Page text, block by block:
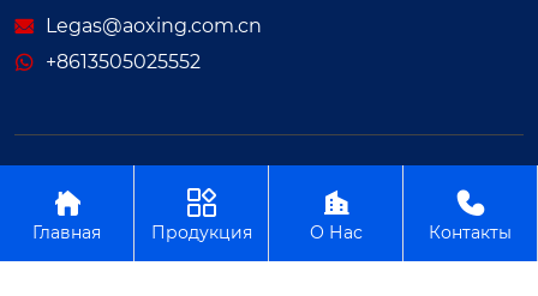
Legas@aoxing.com.cn
+8613505025552

Главная

Продукция

О Нас

Контакты